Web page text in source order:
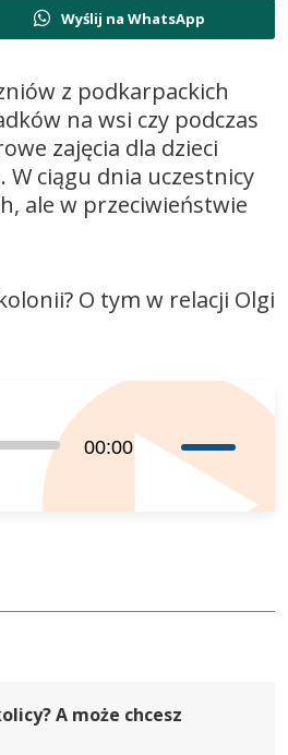
Wyślij na WhatsApp
z podkarpackich
na wsi czy podczas
zajęcia dla dzieci
W ciągu dnia uczestnicy
ale w przeciwieństwie
O tym w relacji Olgi
00:00
strzałek
dołu
zmniejszyć
A może chcesz